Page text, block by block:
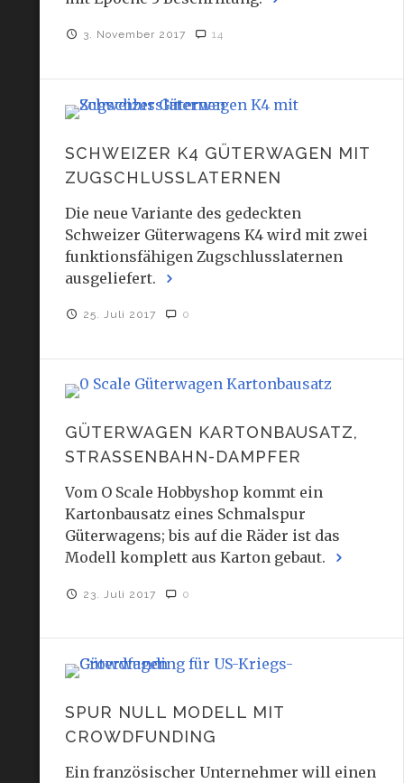
3. November 2017 14
SCHWEIZER K4 GÜTERWAGEN MIT
ZUGSCHLUSSLATERNEN
Die neue Variante des gedeckten
Schweizer Güterwagens K4 wird mit zwei
funktionsfähigen Zugschlusslaternen
ausgeliefert.
25. Juli 2017 0
GÜTERWAGEN KARTONBAUSATZ,
STRASSENBAHN-DAMPFER
Vom O Scale Hobbyshop kommt ein
Kartonbausatz eines Schmalspur
Güterwagens; bis auf die Räder ist das
Modell komplett aus Karton gebaut.
23. Juli 2017 0
SPUR NULL MODELL MIT
CROWDFUNDING
Ein französischer Unternehmer will einen